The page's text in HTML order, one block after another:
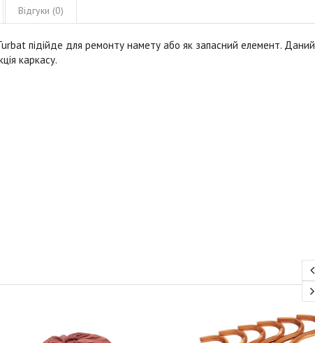
Відгуки (0)
підійде для ремонту намету або як запасний елемент. Даний
каркасу.